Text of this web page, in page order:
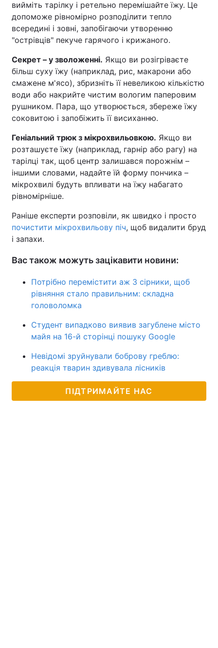
вийміть тарілку і ретельно перемішайте їжу. Це
допоможе рівномірно розподілити тепло
всередині і зовні, запобігаючи утворенню
"острівців" пекуче гарячого і крижаного.
Секрет – у зволоженні. Якщо ви розігріваєте
більш суху їжу (наприклад, рис, макарони або
смажене м'ясо), збризніть її невеликою кількістю
води або накрийте чистим вологим паперовим
рушником. Пара, що утворюється, збереже їжу
соковитою і запобіжить її висиханню.
Геніальний трюк з мікрохвильовкою. Якщо ви
розташуєте їжу (наприклад, гарнір або рагу) на
тарілці так, щоб центр залишався порожнім –
іншими словами, надайте їй форму пончика –
мікрохвилі будуть впливати на їжу набагато
рівномірніше.
Раніше експерти розповіли, як швидко і просто
почистити мікрохвильову піч, щоб видалити бруд
і запахи.
Вас також можуть зацікавити новини:
Потрібно перемістити аж 3 сірники, щоб
рівняння стало правильним: складна
головоломка
Студент випадково виявив загублене місто
майя на 16-й сторінці пошуку Google
Невідомі зруйнували боброву греблю:
реакція тварин здивувала лісників
ПІДТРИМАЙТЕ НАС